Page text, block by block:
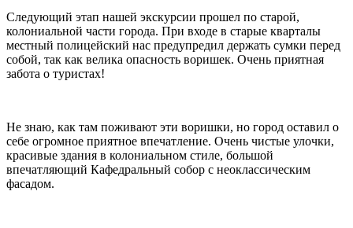
Следующий этап нашей экскурсии прошел по старой,
колониальной части города. При входе в старые кварталы
местный полицейский нас предупредил держать сумки перед
собой, так как велика опасность воришек. Очень приятная
забота о туристах!
Не знаю, как там поживают эти воришки, но город оставил о
себе огромное приятное впечатление. Очень чистые улочки,
красивые здания в колониальном стиле, большой
впечатляющий Кафедральный собор с неоклассическим
фасадом.